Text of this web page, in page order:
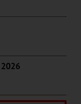
2026